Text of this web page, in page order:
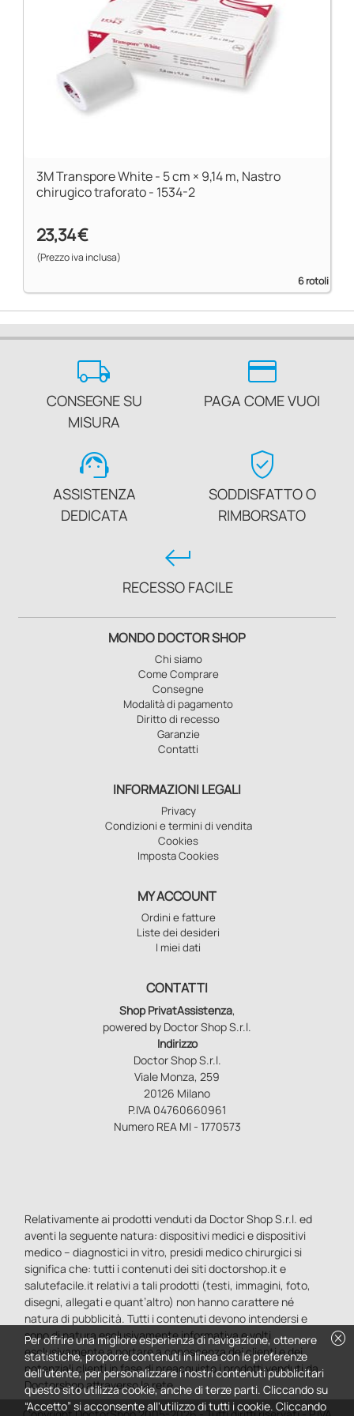
lato non adesivo del supporto
Facilità di srotolamento: il cerotto risulta
estremamente facile da srotolare. Consente un
utilizzo rapido senza comprometterne le proprietà
adesive.
3M Transpore White - 5 cm × 9,14 m, Nastro
chirugico traforato - 1534-2
23,34 €
(Prezzo iva inclusa)
6 rotoli
local_shipping
CONSEGNE SU
MISURA
credit_card
PAGA COME VUOI
support_agent
ASSISTENZA
DEDICATA
verified_user
SODDISFATTO O
RIMBORSATO
keyboard_return
RECESSO FACILE
MONDO DOCTOR SHOP
Chi siamo
Come Comprare
Consegne
Modalità di pagamento
Diritto di recesso
Garanzie
Contatti
INFORMAZIONI LEGALI
Privacy
Condizioni e termini di vendita
Cookies
Imposta Cookies
MY ACCOUNT
Ordini e fatture
Liste dei desideri
I miei dati
CONTATTI
Shop PrivatAssistenza,
powered by Doctor Shop S.r.l.
Indirizzo
Doctor Shop S.r.l.
Viale Monza, 259
20126 Milano
P.IVA 04760660961
Numero REA MI - 1770573
Relativamente ai prodotti venduti da Doctor Shop S.r.l. ed
aventi la seguente natura: dispositivi medici e dispositivi
medico – diagnostici in vitro, presidi medico chirurgici si
significa che: tutti i contenuti dei siti doctorshop.it e
salutefacile.it relativi a tali prodotti (testi, immagini, foto,
disegni, allegati e quant’altro) non hanno carattere né
natura di pubblicità. Tutti i contenuti devono intendersi e
sono di natura esclusivamente informativa e volti
esclusivamente a portare a conoscenza dei clienti e dei
potenziali clienti in fase di preacquisto i prodotti venduti da
Doctorshop attraverso la rete.
cancel
Per offrire una migliore esperienza di navigazione, ottenere
statistiche, proporre contenuti in linea con le preferenze
dell'utente, per personalizzare i nostri contenuti pubblicitari
questo sito utilizza cookie, anche di terze parti. Cliccando su
“Accetto” si acconsente all'utilizzo di tutti i cookie. Cliccando